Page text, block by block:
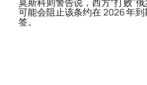
莫斯科则警告说，西方“打败”
可能会阻止该条约在 2026 年
签。